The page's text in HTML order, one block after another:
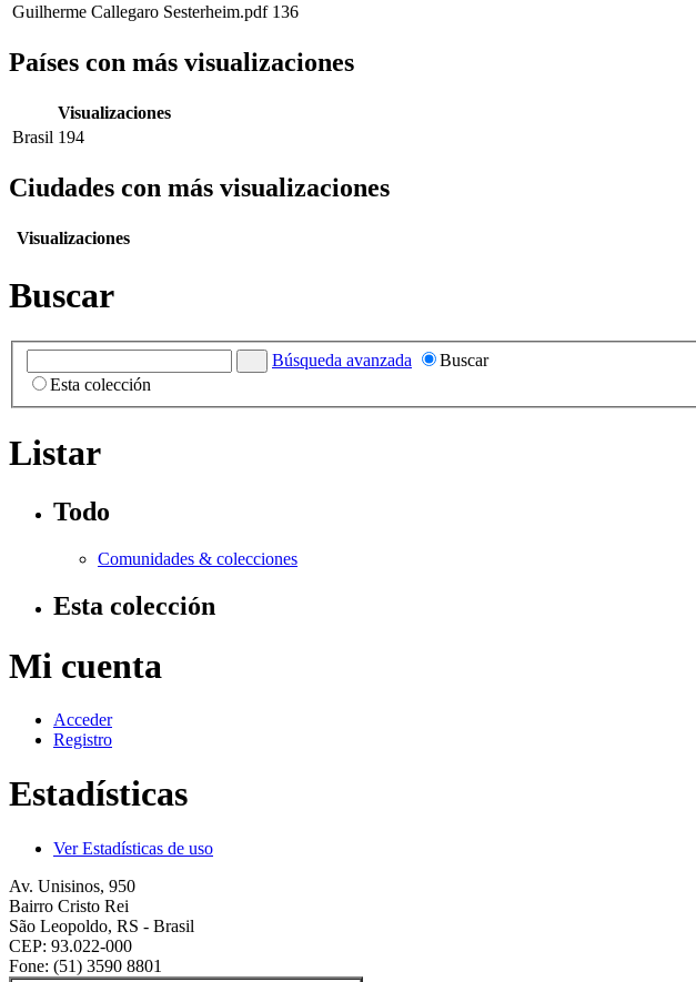
Guilherme Callegaro Sesterheim.pdf 136
Países con más visualizaciones
Visualizaciones
Brasil 194
Ciudades con más visualizaciones
Visualizaciones
Buscar
Búsqueda avanzada
Buscar
Esta colección
Listar
Todo
Comunidades & colecciones
Esta colección
Mi cuenta
Acceder
Registro
Estadísticas
Ver Estadísticas de uso
Av. Unisinos, 950
Bairro Cristo Rei
São Leopoldo, RS - Brasil
CEP: 93.022-000
Fone: (51) 3590 8801